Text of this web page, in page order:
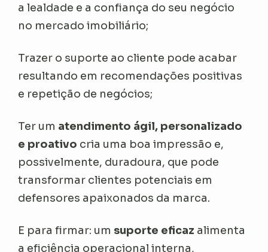
a lealdade e a confiança do seu negócio
no mercado imobiliário;
Trazer o suporte ao cliente pode acabar
resultando em recomendações positivas
e repetição de negócios;
Ter um atendimento ágil, personalizado
e proativo cria uma boa impressão e,
possivelmente, duradoura, que pode
transformar clientes potenciais em
defensores apaixonados da marca.
E para firmar: um suporte eficaz alimenta
a eficiência operacional interna,